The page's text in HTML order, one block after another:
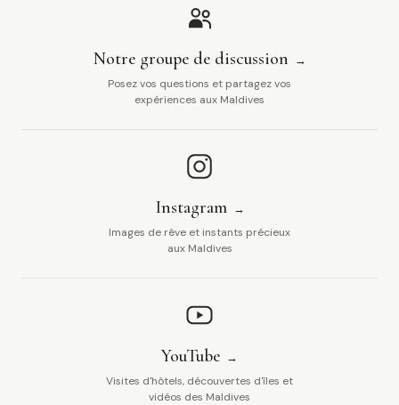
Notre groupe de discussion
Posez vos questions et partagez vos
expériences aux Maldives
Instagram
Images de rêve et instants précieux
aux Maldives
YouTube
Visites d'hôtels, découvertes d'îles et
vidéos des Maldives